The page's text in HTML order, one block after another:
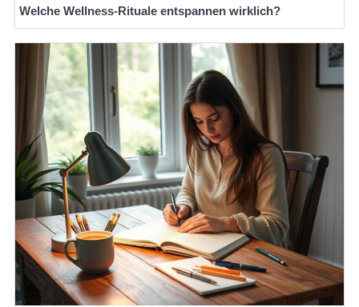
Welche Wellness-Rituale entspannen wirklich?